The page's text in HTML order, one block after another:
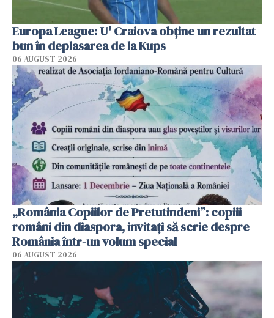
Europa League: U' Craiova obține un rezultat
bun în deplasarea de la Kups
06 AUGUST 2026
„România Copiilor de Pretutindeni”: copiii
români din diaspora, invitați să scrie despre
România într-un volum special
06 AUGUST 2026